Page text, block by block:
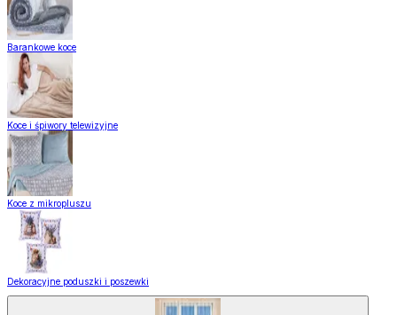
Barankowe koce
Koce i śpiwory telewizyjne
Koce z mikropluszu
Dekoracyjne poduszki i poszewki